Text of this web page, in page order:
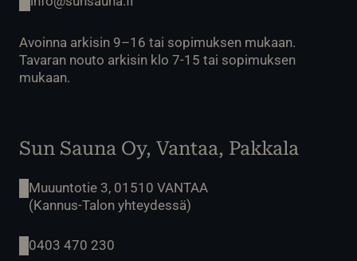
Avoinna arkisin 9–16 tai sopimuksen mukaan.
Tavaran nouto arkisin klo 7-15 tai sopimuksen
mukaan.
Sun Sauna Oy, Vantaa, Pakkala
Muuuntotie 3, 01510 VANTAA
(Kannus-Talon yhteydessä)
0403 470 230